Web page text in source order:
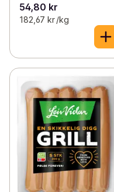
54,80 kr
182,67 kr /kg